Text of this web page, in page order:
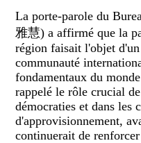
La porte-parole du
雅慧) a affirmé que la
région faisait l'objet
communauté
fondamentaux du
rappelé le rôle crucial
démocraties et dans les
d'approvisionnement,
continuerait de